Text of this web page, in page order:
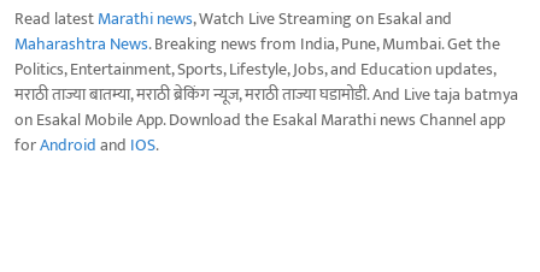
Read latestMarathi news, Watch Live Streaming on Esakal and
Maharashtra News. Breaking news from India, Pune, Mumbai. Get the
Politics, Entertainment, Sports, Lifestyle, Jobs, and Education updates,
मराठी ताज्या बातम्या, मराठी ब्रेकिंग न्यूज, मराठी ताज्या घडामोडी. And Live taja batmya
on Esakal Mobile App. Download the Esakal Marathi news Channel app
forAndroidand IOS.